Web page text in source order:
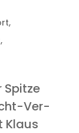
,
,
Spit­ze
Ver­
Klaus